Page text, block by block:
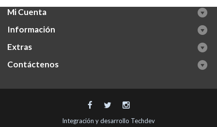
Mi Cuenta
Información
Extras
Contáctenos
Integración y desarrollo Techdev